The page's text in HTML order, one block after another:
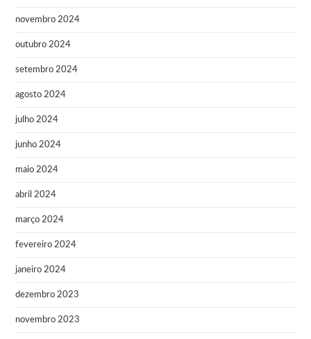
novembro 2024
outubro 2024
setembro 2024
agosto 2024
julho 2024
junho 2024
maio 2024
abril 2024
março 2024
fevereiro 2024
janeiro 2024
dezembro 2023
novembro 2023